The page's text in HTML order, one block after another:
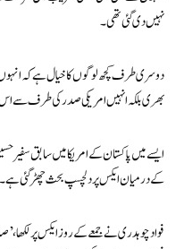
نہیں دی گئی تھی۔
دوسری طرف کچھ لوگوں کا خیال ہے کہ
بھری بلکہ انہیں امریکی صدر کی طرف
ایسے میں پاکستان کے امریکا میں سابق سفیر
کے درمیان ایکس پر دلچسپ بحث چھڑ گئی ہے۔